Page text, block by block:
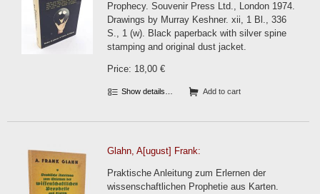
Prophecy. Souvenir Press Ltd., London 1974.
Drawings by Murray Keshner. xii, 1 Bl., 336
S., 1 (w). Black paperback with silver spine
stamping and original dust jacket.
Price: 18,00 €
Show details… Add to cart
Glahn, A[ugust] Frank:
Praktische Anleitung zum Erlernen der
wissenschaftlichen Prophetie aus Karten.